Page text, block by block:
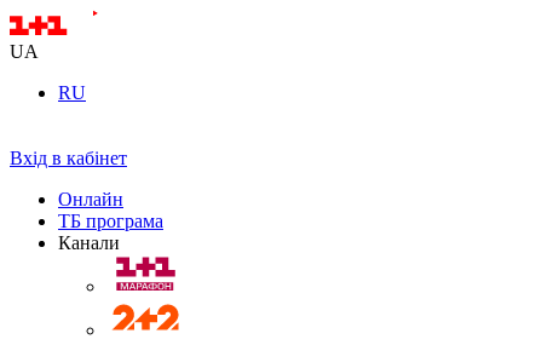
UA
RU
Вхід в кабінет
Онлайн
ТБ програма
Канали